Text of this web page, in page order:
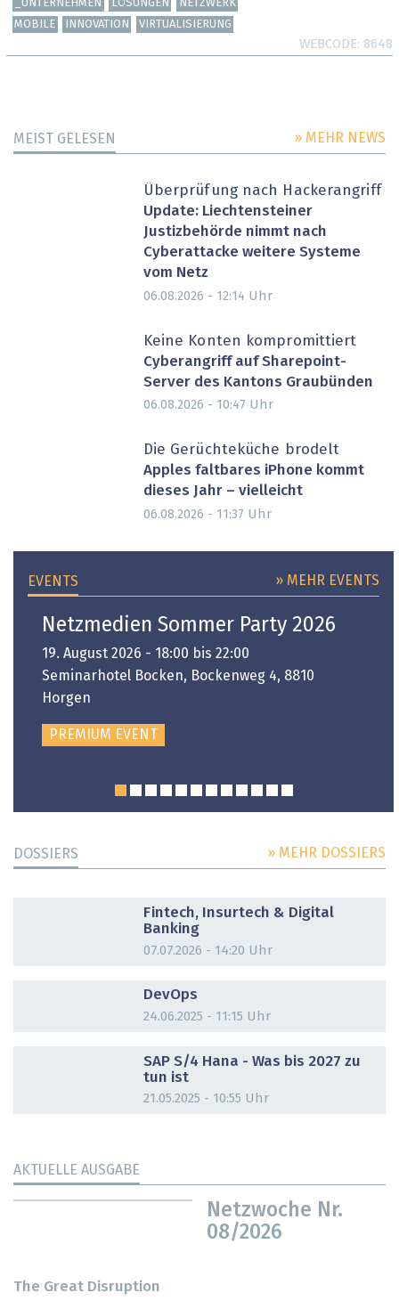
_UNTERNEHMEN LÖSUNGEN
NETZWERK
MOBILE
INNOVATION VIRTUALISIERUNG
WEBCODE 8648
MEIST GELESEN » MEHR NEWS
Überprüfung nach Hackerangriff
Update: Liechtensteiner
Justizbehörde nimmt nach
Cyberattacke weitere Systeme
vom Netz
06.08.2026 - 12:14 Uhr
Keine Konten kompromittiert
Cyberangriff auf Sharepoint-
Server des Kantons Graubünden
06.08.2026 - 10:47 Uhr
Die Gerüchteküche brodelt
Apples faltbares iPhone kommt
dieses Jahr – vielleicht
06.08.2026 - 11:37 Uhr
EVENTS » MEHR EVENTS
Netzmedien Sommer Party 2026
19. August 2026 - 18:00 bis 22:00
Seminarhotel Bocken, Bockenweg 4, 8810
Horgen
PREMIUM EVENT
DOSSIERS » MEHR DOSSIERS
Fintech, Insurtech & Digital
Banking
07.07.2026 - 14:20 Uhr
DevOps
24.06.2025 - 11:15 Uhr
SAP S/4 Hana - Was bis 2027 zu
tun ist
21.05.2025 - 10:55 Uhr
AKTUELLE AUSGABE
Netzwoche Nr.
08/2026
The Great Disruption